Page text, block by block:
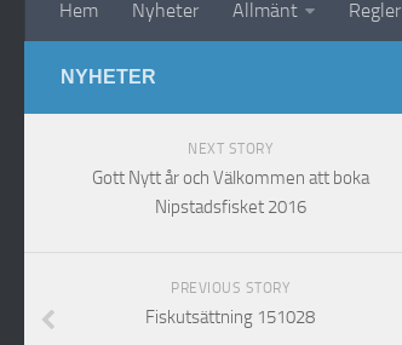
Hem Nyheter Allmänt Regler
NYHETER
NEXT STORY
Gott Nytt år och Välkommen att boka
Nipstadsfisket 2016
PREVIOUS STORY
Fiskutsättning 151028